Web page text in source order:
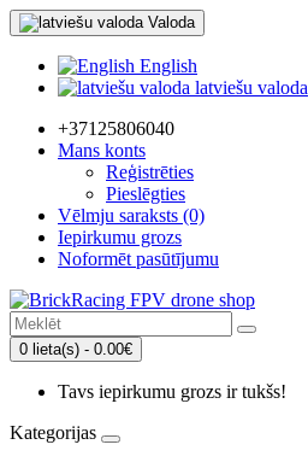
Valoda
English
latviešu valoda
+37125806040
Mans konts
Reģistrēties
Pieslēgties
Vēlmju saraksts (0)
Iepirkumu grozs
Noformēt pasūtījumu
0 lieta(s) - 0.00€
Tavs iepirkumu grozs ir tukšs!
Kategorijas